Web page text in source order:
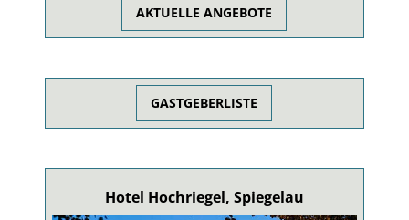
AKTUELLE ANGEBOTE
GASTGEBERLISTE
Hotel Hochriegel, Spiegelau